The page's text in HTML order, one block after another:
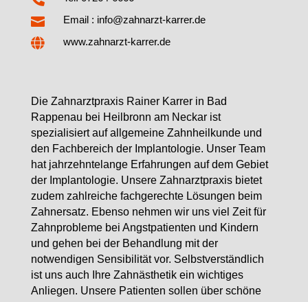
 Email : info@zahnarzt-karrer.de
 www.zahnarzt-karrer.de
Die Zahnarztpraxis Rainer Karrer in Bad
Rappenau bei Heilbronn am Neckar ist
spezialisiert auf allgemeine Zahnheilkunde und
den Fachbereich der Implantologie. Unser Team
hat jahrzehntelange Erfahrungen auf dem Gebiet
der Implantologie. Unsere Zahnarztpraxis bietet
zudem zahlreiche fachgerechte Lösungen beim
Zahnersatz. Ebenso nehmen wir uns viel Zeit für
Zahnprobleme bei Angstpatienten und Kindern
und gehen bei der Behandlung mit der
notwendigen Sensibilität vor. Selbstverständlich
ist uns auch Ihre Zahnästhetik ein wichtiges
Anliegen. Unsere Patienten sollen über schöne